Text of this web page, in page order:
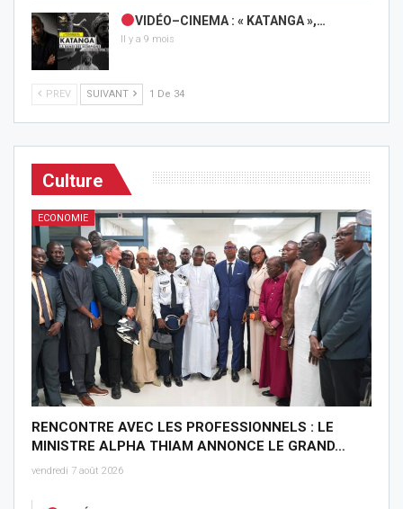
VIDÉO–CINEMA : « KATANGA »,…
Il y a 9 mois
PREV SUIVANT 1 De 34
Culture
ECONOMIE
RENCONTRE AVEC LES PROFESSIONNELS : LE
MINISTRE ALPHA THIAM ANNONCE LE GRAND…
vendredi 7 août 2026